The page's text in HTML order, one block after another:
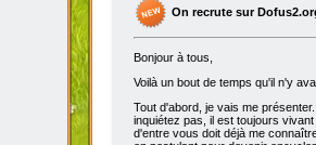
On recrute sur
Bonjour à tous,
Voilà un bout de temps qu'il n'y
Tout d'abord, je vais me
inquiétez pas, il est toujours
d'entre vous doit déjà me